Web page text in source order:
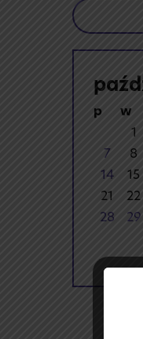
Szukaj
p w
1
7
8
14
15
21
22
28
29